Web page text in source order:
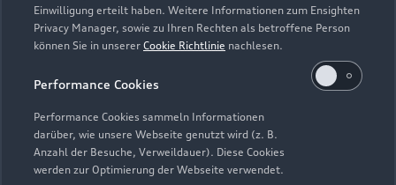
Einwilligung erteilt haben. Weitere Informationen zum Ensighten
Privacy Manager, sowie zu Ihren Rechten als betroffene Person
können Sie in unserer Cookie Richtlinie nachlesen.
Performance Cookies
Performance Cookies sammeln Informationen
darüber, wie unsere Webseite genutzt wird (z. B.
Anzahl der Besuche, Verweildauer). Diese Cookies
werden zur Optimierung der Webseite verwendet.
Modelle
Elektromodelle
Plug-in-Hybride
Neuwagensuche
Gebrauchtwagensuche
Service & Zubehör
Saisonale Angebote
Support